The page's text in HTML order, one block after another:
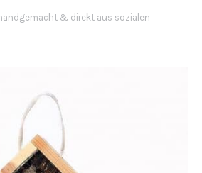
& direkt aus sozialen